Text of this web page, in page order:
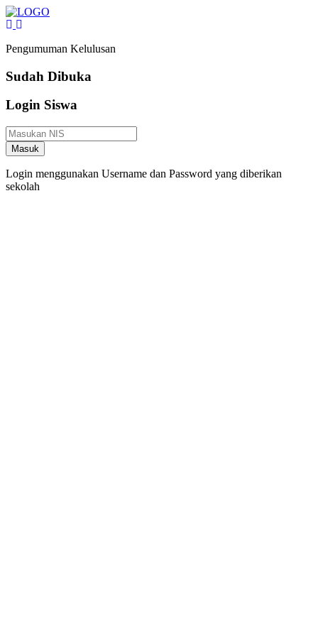
Pengumuman Kelulusan
Sudah Dibuka
Login Siswa
Masuk
Login menggunakan Username dan Password yang diberikan
sekolah